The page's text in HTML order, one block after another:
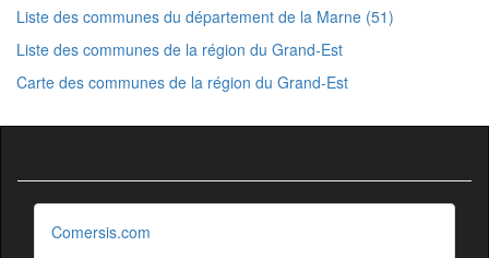
Liste des communes du département de la Marne (51)
Liste des communes de la région du Grand-Est
Carte des communes de la région du Grand-Est
Comersis.com